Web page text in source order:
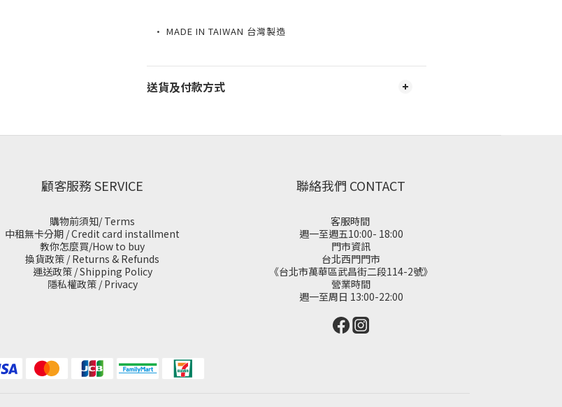
• MADE IN TAIWAN 台灣製造
送貨及付款方式
顧客服務 SERVICE
購物前須知/ Terms
中租無卡分期 / Credit card installment
教你怎麼買/How to buy
換貨政策 / Returns & Refunds
運送政策 / Shipping Policy
隱私權政策 / Privacy
聯絡我們 CONTACT
客服時間
週一至週五10:00- 18:00
門市資訊
台北西門門市
《台北市萬華區武昌街二段114-2號》
營業時間
週一至周日 13:00-22:00